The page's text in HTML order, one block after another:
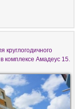
круглогодичного
комплексе Амадеус 15.